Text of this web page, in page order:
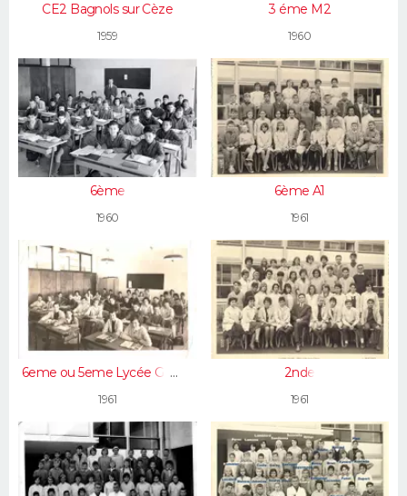
CE2 Bagnols sur Cèze
1959
3 éme M2
1960
6ème
1960
6ème A1
1961
6eme ou 5eme Lycée Gérard
Philippe
1961
2nde
1961